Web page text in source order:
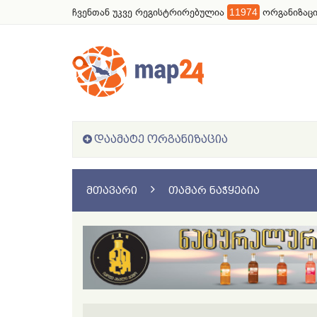
ჩვენთან უკვე რეგისტრირებულია 11974
ᲓᲐᲐᲛᲐᲢᲔ ᲝᲠᲒᲐᲜᲘᲖᲐᲪᲘᲐ
ᲛᲗᲐᲕᲐᲠᲘ ᲗᲐᲛᲐᲠ ᲜᲐᲭᲧᲔᲑᲘᲐ